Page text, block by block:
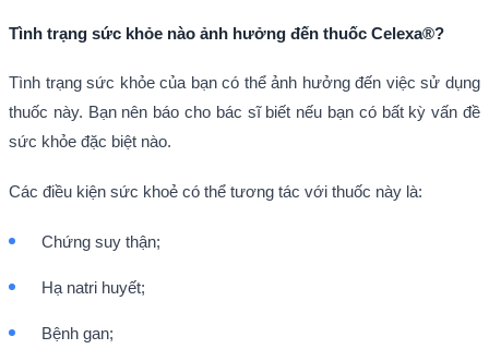
Tình trạng sức khỏe nào ảnh hưởng đến thuốc Celexa®?
Tình trạng sức khỏe của bạn có thể ảnh hưởng đến việc sử dụng
thuốc này. Bạn nên báo cho bác sĩ biết nếu bạn có bất kỳ vấn đề
sức khỏe đặc biệt nào.
Các điều kiện sức khoẻ có thể tương tác với thuốc này là:
Chứng suy thận;
Hạ natri huyết;
Bệnh gan;